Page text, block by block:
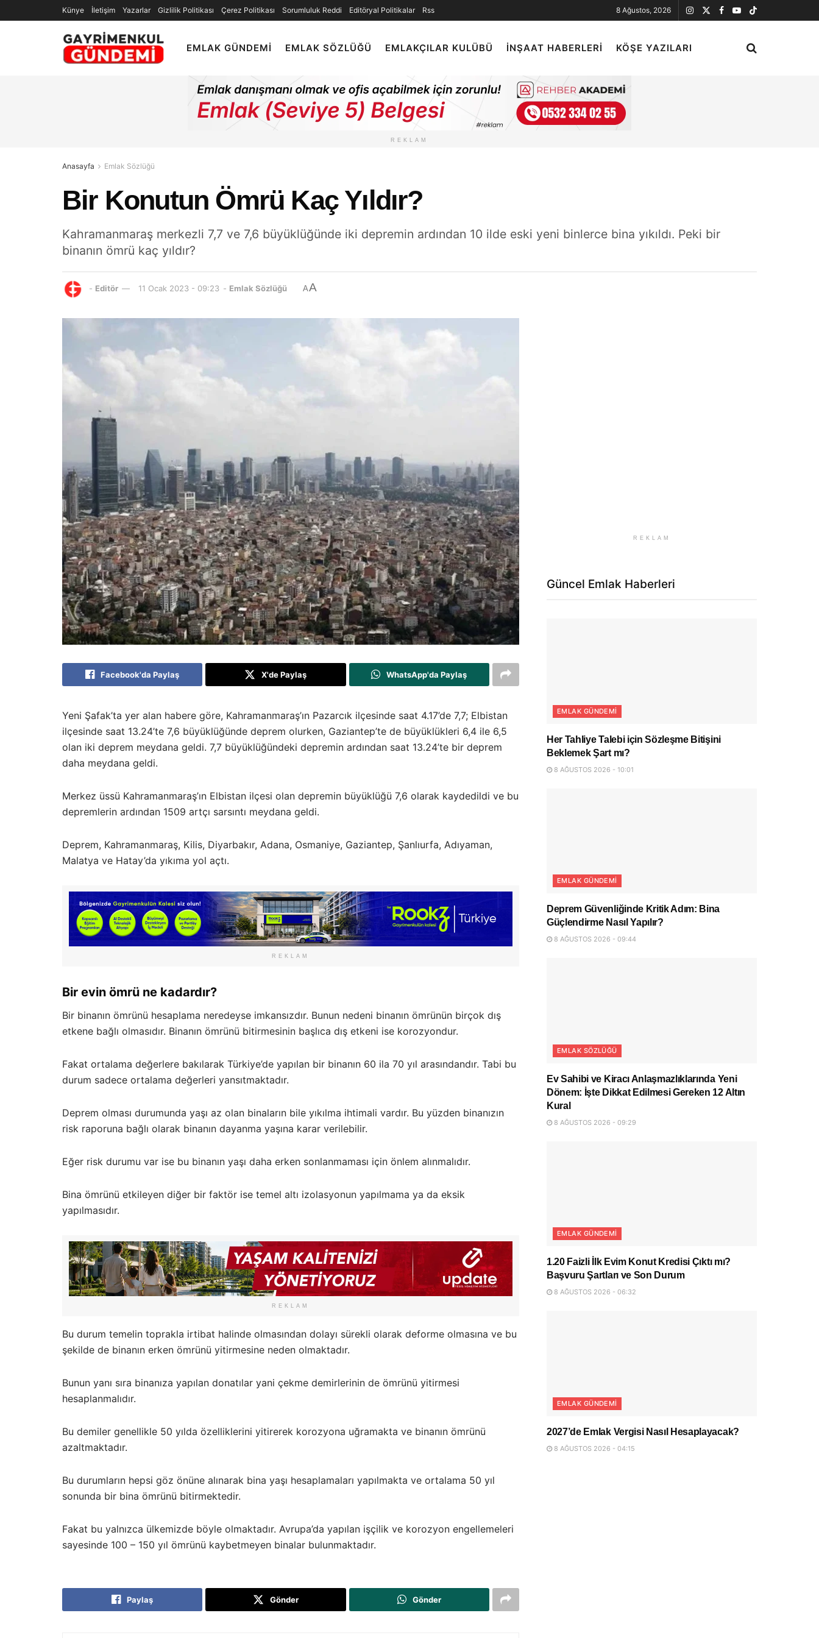
Künye İletişim Yazarlar Gizlilik Politikası Çerez Politikası Sorumluluk Reddi Editöryal Politikalar Rss 8 Ağustos, 2026
EMLAK GÜNDEMI EMLAK SÖZLÜĞÜ EMLAKÇILAR KULÜBÜ İNŞAAT HABERLERI KÖŞE YAZILARI
REKLAM
Anasayfa Emlak Sözlüğü
Bir Konutun Ömrü Kaç Yıldır?
Kahramanmaraş merkezli 7,7 ve 7,6 büyüklüğünde iki depremin ardından 10 ilde eski yeni binlerce bina yıkıldı. Peki bir
binanın ömrü kaç yıldır?
- Editör 11 Ocak 2023 - 09:23 - Emlak Sözlüğü AA
Facebook'da Paylaş X'de Paylaş WhatsApp'da Paylaş
Yeni Şafak’ta yer alan habere göre, Kahramanmaraş’ın Pazarcık ilçesinde saat 4.17’de 7,7; Elbistan
ilçesinde saat 13.24’te 7,6 büyüklüğünde deprem olurken, Gaziantep’te de büyüklükleri 6,4 ile 6,5
olan iki deprem meydana geldi. 7,7 büyüklüğündeki depremin ardından saat 13.24’te bir deprem
daha meydana geldi.
Merkez üssü Kahramanmaraş’ın Elbistan ilçesi olan depremin büyüklüğü 7,6 olarak kaydedildi ve bu
depremlerin ardından 1509 artçı sarsıntı meydana geldi.
Deprem, Kahramanmaraş, Kilis, Diyarbakır, Adana, Osmaniye, Gaziantep, Şanlıurfa, Adıyaman,
Malatya ve Hatay’da yıkıma yol açtı.
REKLAM
Bir evin ömrü ne kadardır?
Bir binanın ömrünü hesaplama neredeyse imkansızdır. Bunun nedeni binanın ömrünün birçok dış
etkene bağlı olmasıdır. Binanın ömrünü bitirmesinin başlıca dış etkeni ise korozyondur.
Fakat ortalama değerlere bakılarak Türkiye’de yapılan bir binanın 60 ila 70 yıl arasındandır. Tabi bu
durum sadece ortalama değerleri yansıtmaktadır.
Deprem olması durumunda yaşı az olan binaların bile yıkılma ihtimali vardır. Bu yüzden binanızın
risk raporuna bağlı olarak binanın dayanma yaşına karar verilebilir.
Eğer risk durumu var ise bu binanın yaşı daha erken sonlanmaması için önlem alınmalıdır.
Bina ömrünü etkileyen diğer bir faktör ise temel altı izolasyonun yapılmama ya da eksik
yapılmasıdır.
REKLAM
Bu durum temelin toprakla irtibat halinde olmasından dolayı sürekli olarak deforme olmasına ve bu
şekilde de binanın erken ömrünü yitirmesine neden olmaktadır.
Bunun yanı sıra binanıza yapılan donatılar yani çekme demirlerinin de ömrünü yitirmesi
hesaplanmalıdır.
Bu demiler genellikle 50 yılda özelliklerini yitirerek korozyona uğramakta ve binanın ömrünü
azaltmaktadır.
Bu durumların hepsi göz önüne alınarak bina yaşı hesaplamaları yapılmakta ve ortalama 50 yıl
sonunda bir bina ömrünü bitirmektedir.
Fakat bu yalnızca ülkemizde böyle olmaktadır. Avrupa’da yapılan işçilik ve korozyon engellemeleri
sayesinde 100 – 150 yıl ömrünü kaybetmeyen binalar bulunmaktadır.
Paylaş Gönder Gönder
REKLAM
Güncel Emlak Haberleri
EMLAK GÜNDEMI
Her Tahliye Talebi için Sözleşme Bitişini
Beklemek Şart mı?
8 AĞUSTOS 2026 - 10:01
EMLAK GÜNDEMI
Deprem Güvenliğinde Kritik Adım: Bina
Güçlendirme Nasıl Yapılır?
8 AĞUSTOS 2026 - 09:44
EMLAK SÖZLÜĞÜ
Ev Sahibi ve Kiracı Anlaşmazlıklarında Yeni
Dönem: İşte Dikkat Edilmesi Gereken 12 Altın
Kural
8 AĞUSTOS 2026 - 09:29
EMLAK GÜNDEMI
1.20 Faizli İlk Evim Konut Kredisi Çıktı mı?
Başvuru Şartları ve Son Durum
8 AĞUSTOS 2026 - 06:32
EMLAK GÜNDEMI
2027’de Emlak Vergisi Nasıl Hesaplayacak?
8 AĞUSTOS 2026 - 04:15